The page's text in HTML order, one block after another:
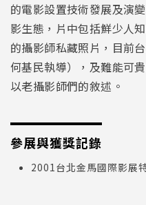
的電影設置技術發展及演
影生態，片中包括鮮少人
的攝影師私藏照片，目前
何基民執導），及難能可
以老攝影師們的敘述。
參展與獲獎記錄
2001台北金馬國際影展